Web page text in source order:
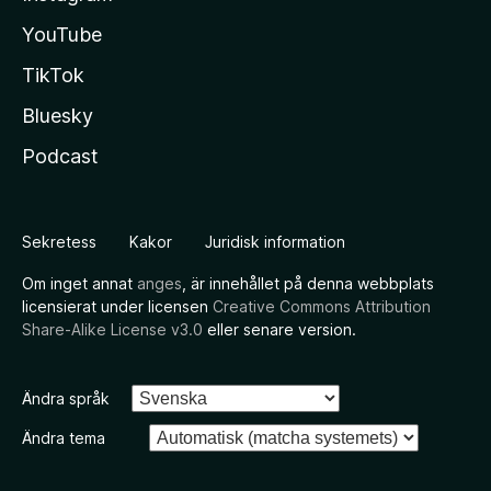
YouTube
TikTok
Bluesky
Podcast
Sekretess Kakor Juridisk information
Om inget annat anges , är innehållet på denna webbplats
licensierat under licensen Creative Commons Attribution
Share-Alike License v3.0 eller senare version.
Ändra språk
Ändra tema